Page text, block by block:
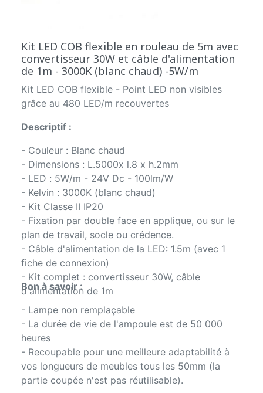
Kit LED COB flexible en rouleau de 5m avec
convertisseur 30W et câble d'alimentation
de 1m - 3000K (blanc chaud) -5W/m
Kit LED COB flexible - Point LED non visibles
grâce au 480 LED/m recouvertes
Descriptif :
- Couleur : Blanc chaud
- Dimensions : L.5000x l.8 x h.2mm
- LED : 5W/m - 24V Dc - 100lm/W
- Kelvin : 3000K (blanc chaud)
- Kit Classe II IP20
- Fixation par double face en applique, ou sur le
plan de travail, socle ou crédence.
- Câble d'alimentation de la LED: 1.5m (avec 1
fiche de connexion)
- Kit complet : convertisseur 30W, câble
d'alimentation de 1m
Bon à savoir :
- Lampe non remplaçable
- La durée de vie de l'ampoule est de 50 000
heures
- Recoupable pour une meilleure adaptabilité à
vos longueurs de meubles tous les 50mm (la
partie coupée n'est pas réutilisable).